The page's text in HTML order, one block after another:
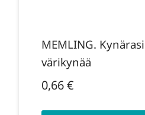
MEMLING.
värikynää
0,66€